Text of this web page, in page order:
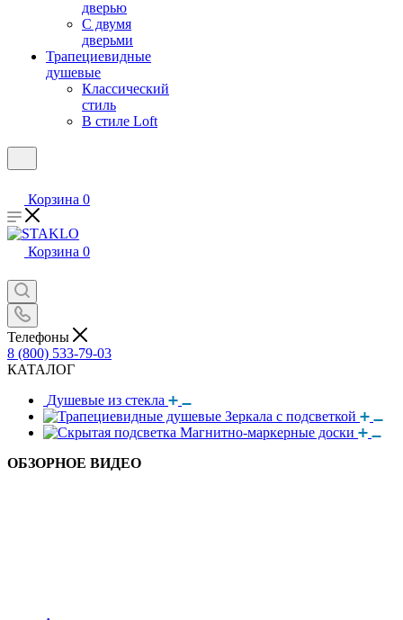
дверью
С двумя
дверьми
Трапециевидные
душевые
Классический
стиль
В стиле Loft
Корзина 0
Корзина 0
Телефоны
8 (800) 533-79-03
КАТАЛОГ
Душевые из стекла
Зеркала с подсветкой
Магнитно-маркерные доски
ОБЗОРНОЕ ВИДЕО